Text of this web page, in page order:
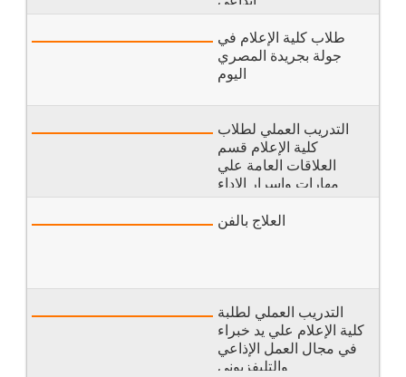
طلاب كلية الإعلام في
جولة بجريدة المصري
اليوم
التدريب العملي لطلاب
كلية الإعلام قسم
العلاقات العامة علي
مهارات واسرار الاداء
الإذاعي
العلاج بالفن
التدريب العملي لطلبة
كلية الإعلام علي يد خبراء
في مجال العمل الإذاعي
والتليفزيوني